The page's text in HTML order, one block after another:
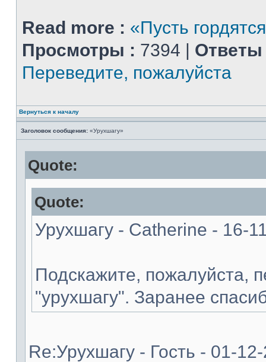
Read more : «Пусть
Просмотры : 7394 | Ответы
Переведите, пожалуйста
Вернуться к началу
Заголовок сообщения: «Урухшагу»
Quote:
Quote:
Урухшагу - Catherine - 16-
Подскажите, пожалуйста,
"урухшагу". Заранее
Re:Урухшагу - Гость - 01-